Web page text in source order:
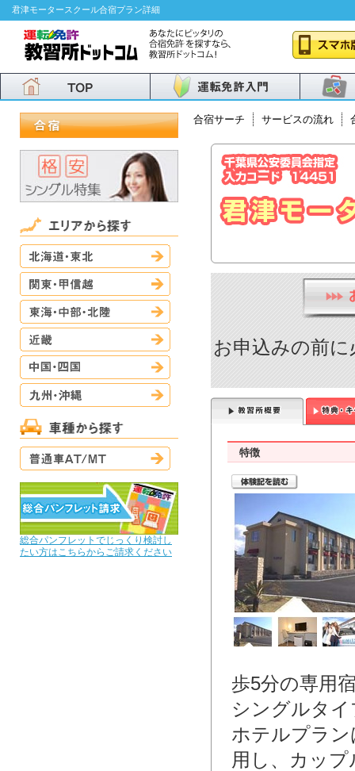
君津モータースクール合宿プラン詳細
九州・沖縄
総合パンフレットでじっくり検討し
たい方はこちらからご請求ください
合宿サーチ サービスの流れ
お申込みの前
特徴
歩5分の専用
シングルタ
ホテルプラ
用し、カッ